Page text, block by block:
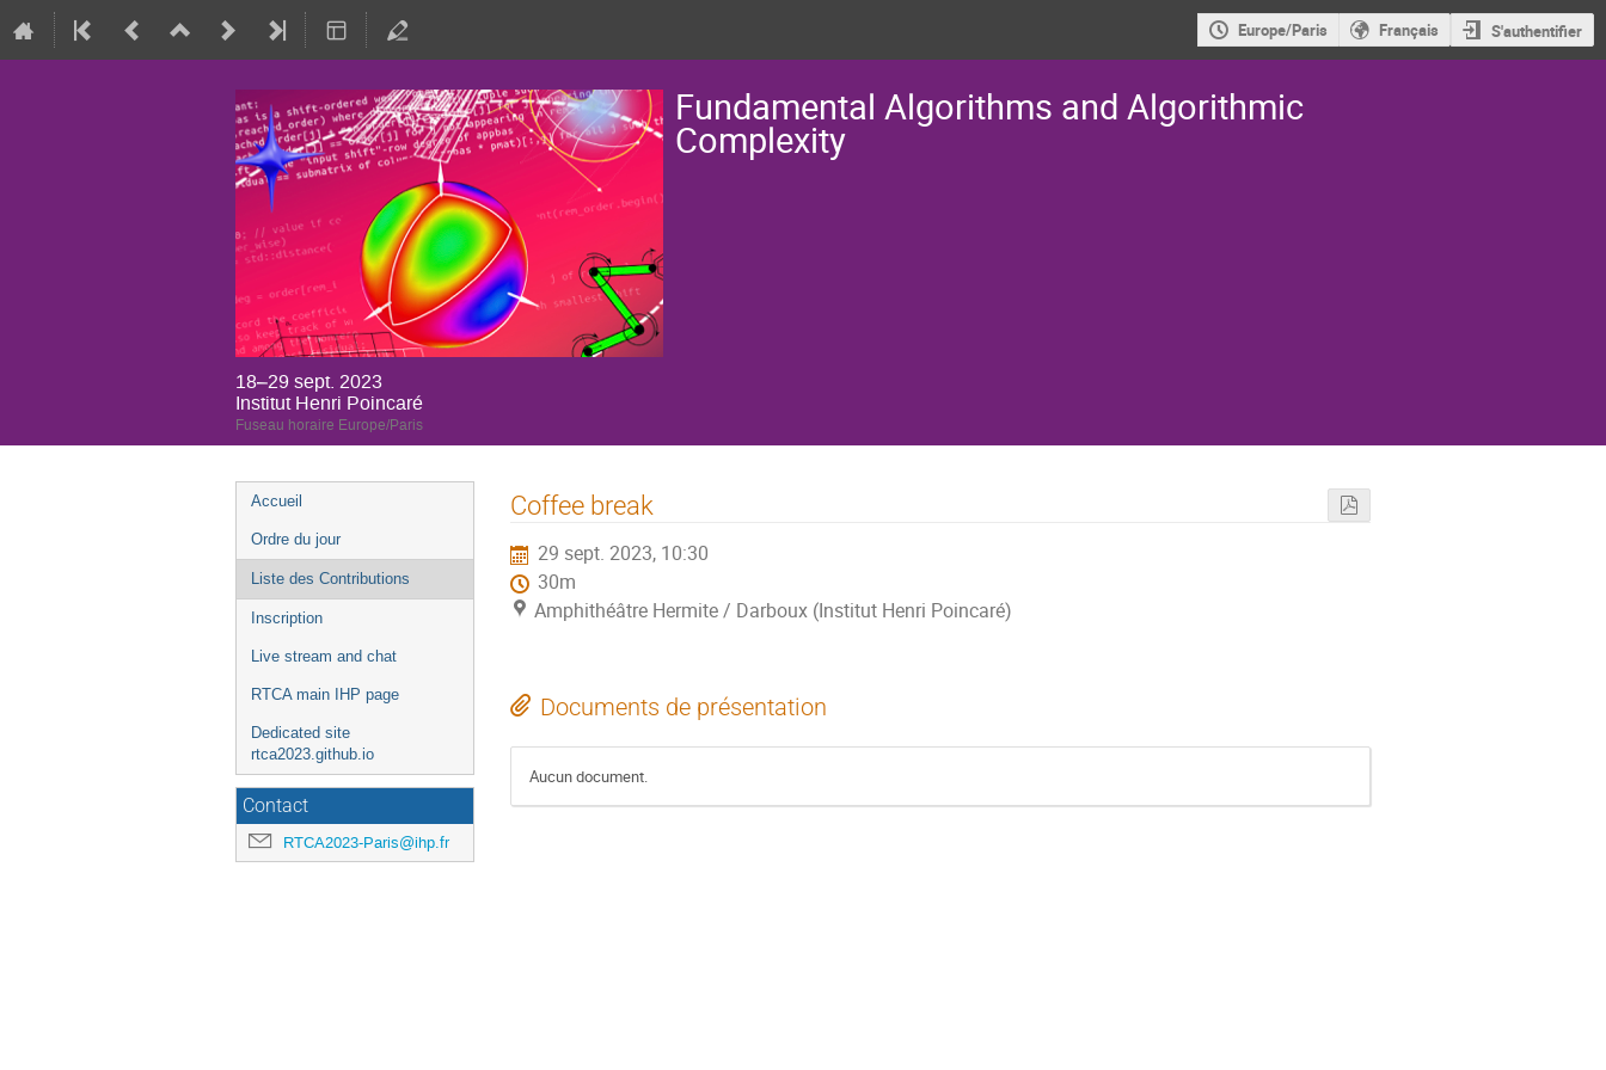
Europe/Paris Français S'authentifier
Fundamental Algorithms and Algorithmic
Complexity
18–29 sept. 2023
Institut Henri Poincaré
Fuseau horaire Europe/Paris
Menu
de
l'événement
Accueil
Ordre du jour
Liste des Contributions
Inscription
Live stream and chat
RTCA main IHP page
Dedicated site
rtca2023.github.io
Contact
RTCA2023-Paris@ihp.fr
Coffee break
29 sept. 2023, 10:30
30m
Amphithéâtre Hermite / Darboux (Institut Henri Poincaré)
Documents de présentation
Aucun document.